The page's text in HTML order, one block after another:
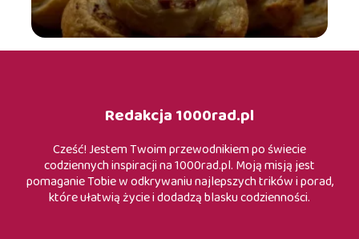
Redakcja 1000rad.pl
Cześć! Jestem Twoim przewodnikiem po świecie
codziennych inspiracji na 1000rad.pl. Moją misją jest
pomaganie Tobie w odkrywaniu najlepszych trików i porad,
które ułatwią życie i dodadzą blasku codzienności.